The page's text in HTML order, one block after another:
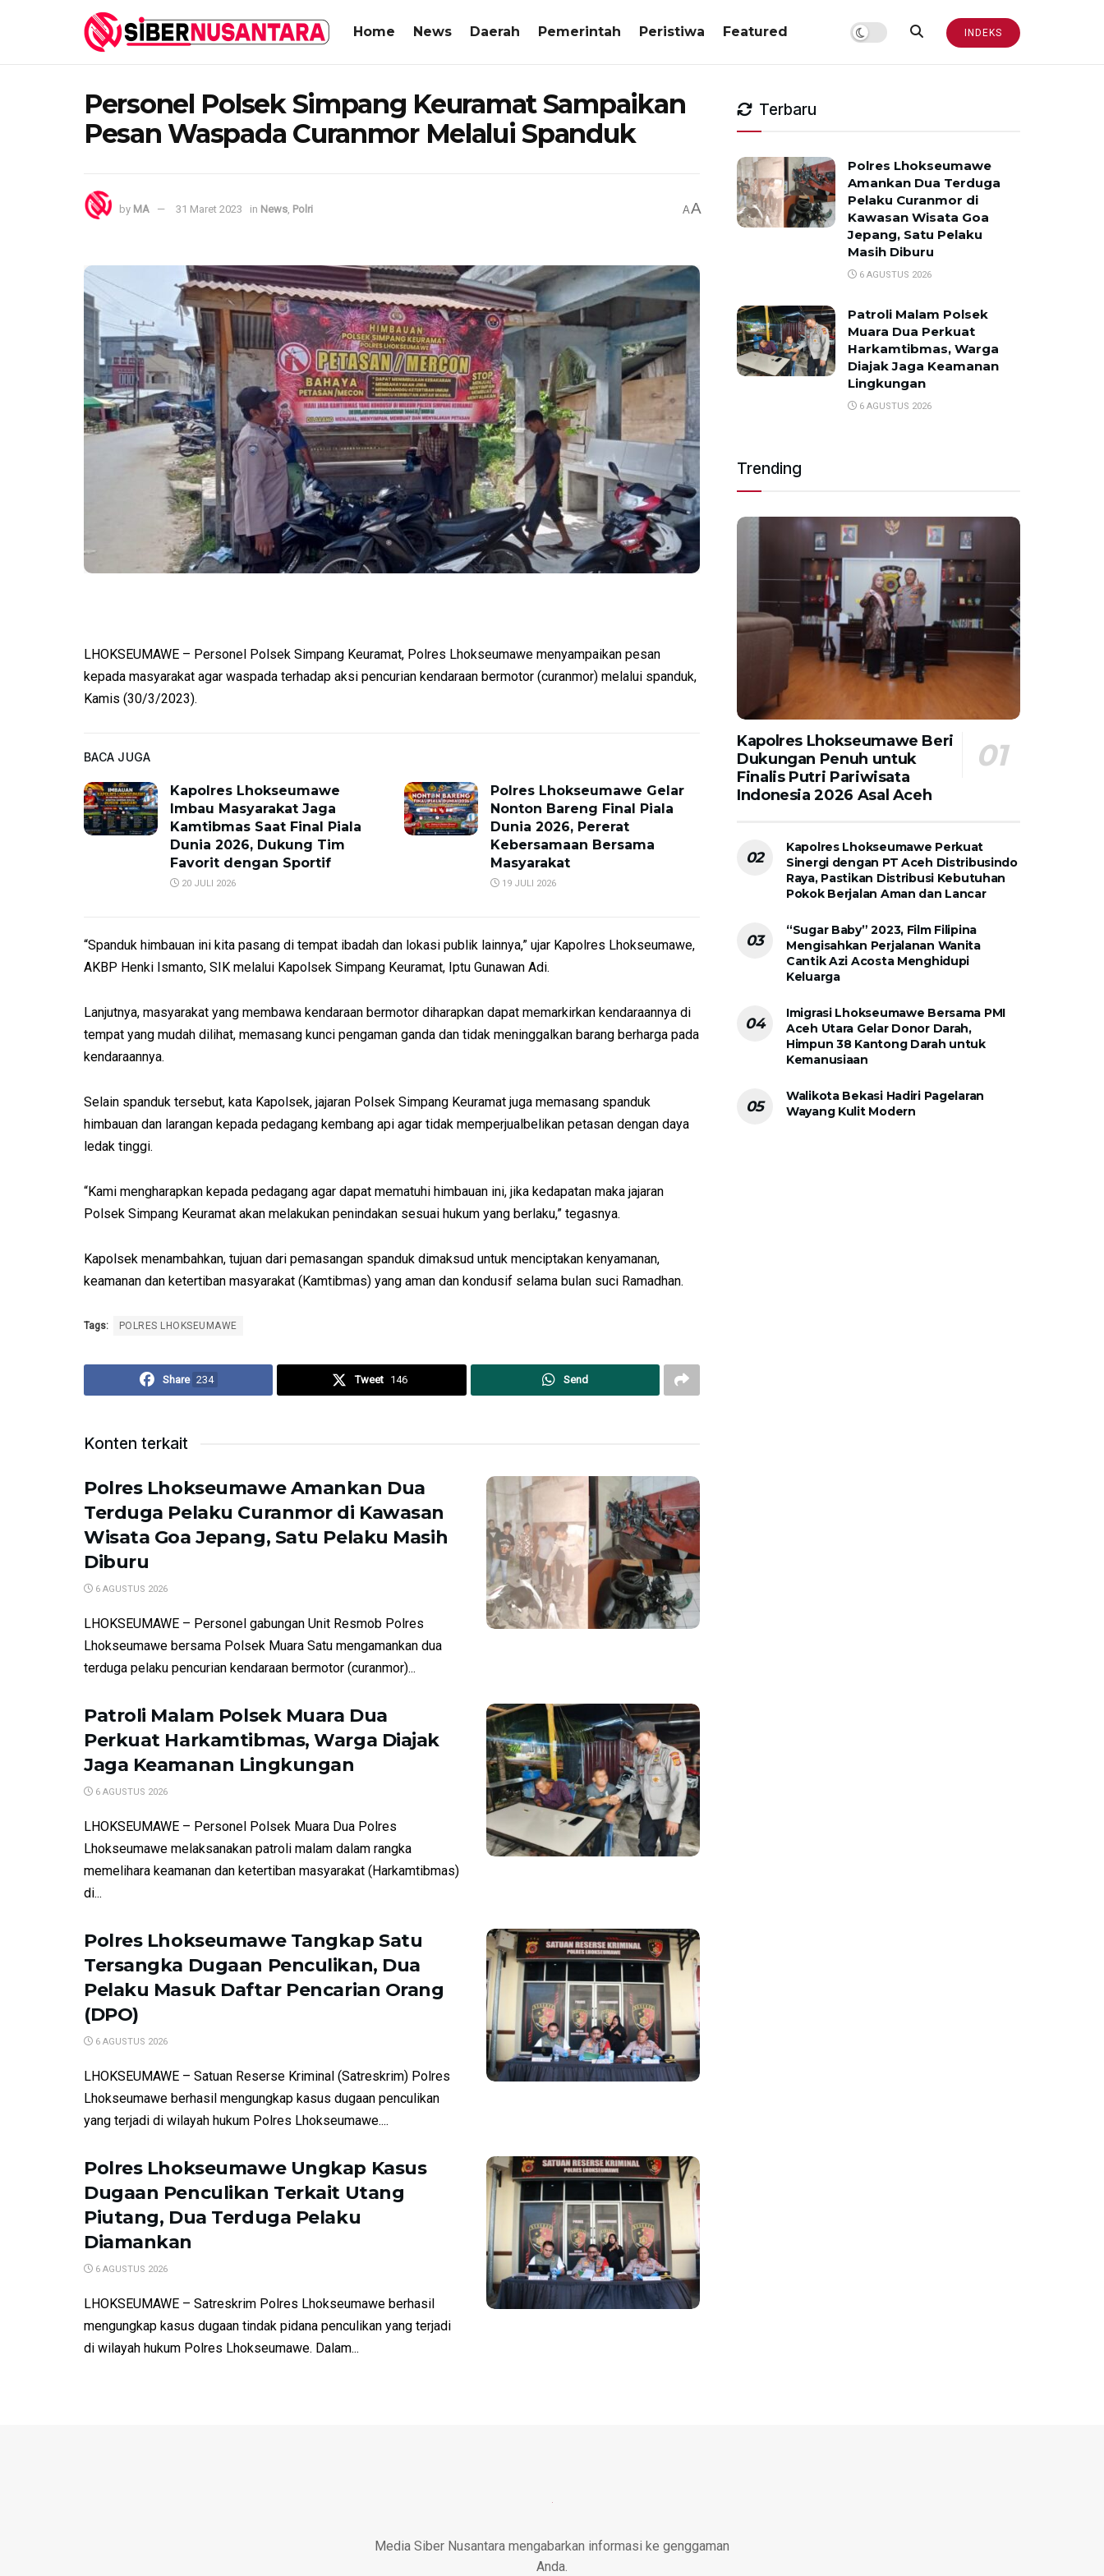
Home News Daerah Pemerintah Peristiwa Featured INDEKS
Personel Polsek Simpang Keuramat Sampaikan
Pesan Waspada Curanmor Melalui Spanduk
by MA 31 Maret 2023 in News Polri AA
LHOKSEUMAWE – Personel Polsek Simpang Keuramat, Polres Lhokseumawe menyampaikan pesan
kepada masyarakat agar waspada terhadap aksi pencurian kendaraan bermotor (curanmor) melalui spanduk,
Kamis (30/3/2023).
BACA JUGA
Kapolres Lhokseumawe
Imbau Masyarakat Jaga
Kamtibmas Saat Final Piala
Dunia 2026, Dukung Tim
Favorit dengan Sportif
20 JULI 2026
Polres Lhokseumawe Gelar
Nonton Bareng Final Piala
Dunia 2026, Pererat
Kebersamaan Bersama
Masyarakat
19 JULI 2026
“Spanduk himbauan ini kita pasang di tempat ibadah dan lokasi publik lainnya,” ujar Kapolres Lhokseumawe,
AKBP Henki Ismanto, SIK melalui Kapolsek Simpang Keuramat, Iptu Gunawan Adi.
Lanjutnya, masyarakat yang membawa kendaraan bermotor diharapkan dapat memarkirkan kendaraannya di
tempat yang mudah dilihat, memasang kunci pengaman ganda dan tidak meninggalkan barang berharga pada
kendaraannya.
Selain spanduk tersebut, kata Kapolsek, jajaran Polsek Simpang Keuramat juga memasang spanduk
himbauan dan larangan kepada pedagang kembang api agar tidak memperjualbelikan petasan dengan daya
ledak tinggi.
“Kami mengharapkan kepada pedagang agar dapat mematuhi himbauan ini, jika kedapatan maka jajaran
Polsek Simpang Keuramat akan melakukan penindakan sesuai hukum yang berlaku,” tegasnya.
Kapolsek menambahkan, tujuan dari pemasangan spanduk dimaksud untuk menciptakan kenyamanan,
keamanan dan ketertiban masyarakat (Kamtibmas) yang aman dan kondusif selama bulan suci Ramadhan.
Tags: POLRES LHOKSEUMAWE
Share 234 Tweet 146 Send
Konten terkait
Polres Lhokseumawe Amankan Dua
Terduga Pelaku Curanmor di Kawasan
Wisata Goa Jepang, Satu Pelaku Masih
Diburu
6 AGUSTUS 2026
LHOKSEUMAWE – Personel gabungan Unit Resmob Polres
Lhokseumawe bersama Polsek Muara Satu mengamankan dua
terduga pelaku pencurian kendaraan bermotor (curanmor)...
Patroli Malam Polsek Muara Dua
Perkuat Harkamtibmas, Warga Diajak
Jaga Keamanan Lingkungan
6 AGUSTUS 2026
LHOKSEUMAWE – Personel Polsek Muara Dua Polres
Lhokseumawe melaksanakan patroli malam dalam rangka
memelihara keamanan dan ketertiban masyarakat (Harkamtibmas)
di...
Polres Lhokseumawe Tangkap Satu
Tersangka Dugaan Penculikan, Dua
Pelaku Masuk Daftar Pencarian Orang
(DPO)
6 AGUSTUS 2026
LHOKSEUMAWE – Satuan Reserse Kriminal (Satreskrim) Polres
Lhokseumawe berhasil mengungkap kasus dugaan penculikan
yang terjadi di wilayah hukum Polres Lhokseumawe....
Polres Lhokseumawe Ungkap Kasus
Dugaan Penculikan Terkait Utang
Piutang, Dua Terduga Pelaku
Diamankan
6 AGUSTUS 2026
LHOKSEUMAWE – Satreskrim Polres Lhokseumawe berhasil
mengungkap kasus dugaan tindak pidana penculikan yang terjadi
di wilayah hukum Polres Lhokseumawe. Dalam...
Terbaru
Polres Lhokseumawe
Amankan Dua Terduga
Pelaku Curanmor di
Kawasan Wisata Goa
Jepang, Satu Pelaku
Masih Diburu
6 AGUSTUS 2026
Patroli Malam Polsek
Muara Dua Perkuat
Harkamtibmas, Warga
Diajak Jaga Keamanan
Lingkungan
6 AGUSTUS 2026
Trending
Kapolres Lhokseumawe Beri
Dukungan Penuh untuk
Finalis Putri Pariwisata
Indonesia 2026 Asal Aceh
Kapolres Lhokseumawe Perkuat
Sinergi dengan PT Aceh Distribusindo
Raya, Pastikan Distribusi Kebutuhan
Pokok Berjalan Aman dan Lancar
“Sugar Baby” 2023, Film Filipina
Mengisahkan Perjalanan Wanita
Cantik Azi Acosta Menghidupi
Keluarga
Imigrasi Lhokseumawe Bersama PMI
Aceh Utara Gelar Donor Darah,
Himpun 38 Kantong Darah untuk
Kemanusiaan
Walikota Bekasi Hadiri Pagelaran
Wayang Kulit Modern
Media Siber Nusantara mengabarkan informasi ke genggaman
Anda.